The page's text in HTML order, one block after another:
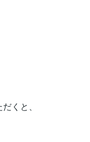
くと、